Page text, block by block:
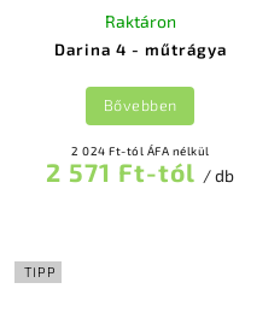
Darina 4 - műtrágya
Raktáron
2 024 Ft-tól ÁFA nélkül
2 571 Ft-tól / db
Bővebben
TIPP